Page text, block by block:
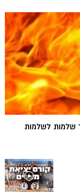
שלמות לשלמות